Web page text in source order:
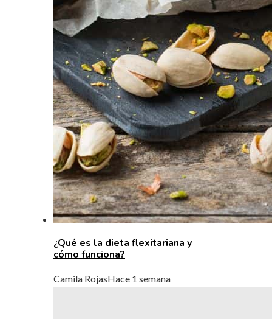
¿Qué es la dieta flexitariana y
cómo funciona?
Camila RojasHace 1 semana